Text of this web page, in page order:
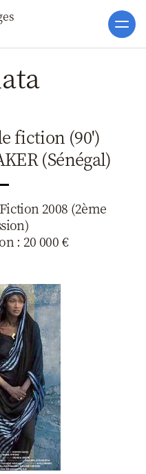
Accueil
Actualités
Soutiens
Catalogue
Clap ACP
Boites à
Accès pro
fiction (90')
(Sénégal)
2008 (2ème
: 20 000 €